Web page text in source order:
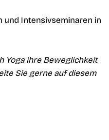
und Intensivseminaren in
Yoga ihre Beweglichkeit
Sie gerne auf diesem